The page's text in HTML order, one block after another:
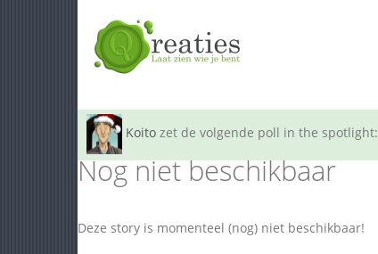
Koito zet de volgende poll in the spotlight:
Nog niet beschikbaar
Deze story is momenteel (nog) niet beschikbaar!